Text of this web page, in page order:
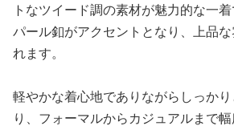
トなツイード調の素材が魅力的な一着
パール釦がアクセントとなり、上品
れます。
軽やかな着心地でありながらしっか
り、フォーマルからカジュアルまで